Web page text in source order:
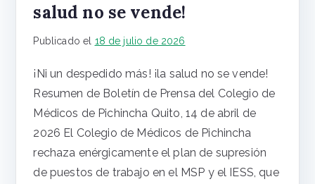
salud no se vende!
Publicado el 18 de julio de 2026
¡Ni un despedido más! ¡la salud no se vende!
Resumen de Boletín de Prensa del Colegio de
Médicos de Pichincha Quito, 14 de abril de
2026 El Colegio de Médicos de Pichincha
rechaza enérgicamente el plan de supresión
de puestos de trabajo en el MSP y el IESS, que